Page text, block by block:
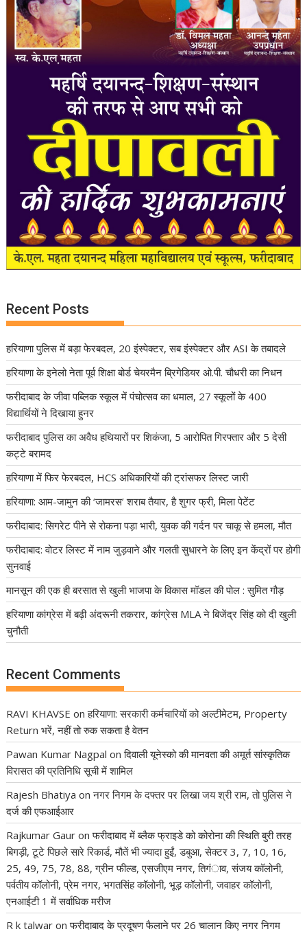
Recent Posts
हरियाणा पुलिस में बड़ा फेरबदल, 20 इंस्पेक्टर, सब इंस्पेक्टर और ASI के तबादले
हरियाणा के इनेलो नेता पूर्व शिक्षा बोर्ड चेयरमैन ब्रिगेडियर ओ.पी. चौधरी का निधन
फरीदाबाद के जीवा पब्लिक स्कूल में पंचोत्सव का धमाल, 27 स्कूलों के 400
विद्यार्थियों ने दिखाया हुनर
फरीदाबाद पुलिस का अवैध हथियारों पर शिकंजा, 5 आरोपित गिरफ्तार और 5 देसी
कट्टे बरामद
हरियाणा में फिर फेरबदल, HCS अधिकारियों की ट्रांसफर लिस्ट जारी
हरियाणा: आम-जामुन की ‘जामरस’ शराब तैयार, है शुगर फ्री, मिला पेटेंट
फरीदाबाद: सिगरेट पीने से रोकना पड़ा भारी, युवक की गर्दन पर चाकू से हमला, मौत
फरीदाबाद: वोटर लिस्ट में नाम जुड़वाने और गलती सुधारने के लिए इन केंद्रों पर होगी
सुनवाई
मानसून की एक ही बरसात से खुली भाजपा के विकास मॉडल की पोल : सुमित गौड़
हरियाणा कांग्रेस में बढ़ी अंदरूनी तकरार, कांग्रेस MLA ने बिजेंद्र सिंह को दी खुली
चुनौती
Recent Comments
RAVI KHAVSE onहरियाणा: सरकारी कर्मचारियों को अल्टीमेटम, Property
Return भरें, नहीं तो रुक सकता है वेतन
Pawan Kumar Nagpal onदिवाली यूनेस्को की मानवता की अमूर्त सांस्कृतिक
विरासत की प्रतिनिधि सूची में शामिल
Rajesh Bhatiya onनगर निगम के दफ्तर पर लिखा जय श्री राम, तो पुलिस ने
दर्ज की एफआईआर
Rajkumar Gaur onफरीदाबाद में ब्लैक फ्राइडे को कोरोना की स्थिति बुरी तरह
बिगड़ी, टूटे पिछले सारे रिकार्ड, मौतें भी ज्यादा हुईं, डबुआ, सेक्टर 3, 7, 10, 16,
25, 49, 75, 78, 88, ग्रीन फील्ड, एसजीएम नगर, तिगंाव, संजय कॉलोनी,
पर्वतीय कॉलोनी, प्रेम नगर, भगतसिंह कॉलोनी, भूड़ कॉलोनी, जवाहर कॉलोनी,
एनआईटी 1 में सर्वाधिक मरीज
R k talwar onफरीदाबाद के प्रदूषण फैलाने पर 26 चालान किए नगर निगम